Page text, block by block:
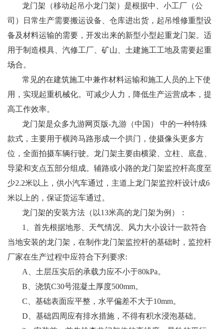
龙门架（移动起吊小龙门架）是根据中、小工厂（公
司）日常生产需要搬运设备、仓库进出货，起吊维修重型设
备及材料运输的需要，开发出来的新型小型起重龙门架。适
用于制造模具、汽修工厂、矿山、土建施工工地及需要起重
场合。
常见的在建筑施工中兼作材料运输和施工人员的上下使
用，实现起重机械化。可减少人力，降低生产运营成本，提
高工作效率。
龙门架是众多九游网页版-九游（中国） 中的一种特殊
款式，主要用于横跨马路形成一个拱门，使摄像头更多方
位，全面拍摄车辆行驶。龙门架主要由横梁、立柱、底盘、
导梁和支点五部分组成。辅路或小路的龙门架监控杆高度至
少2.2米以上，供小汽车通过，主道上龙门架监控杆设计成6
米以上的，保证货运车通过。
龙门架的安装方法（以13米高的龙门架为例）：
1
、首先根据地形、天气情况、风力大小设计一款符合
当地安装的龙门架，在制作龙门架监控杆的基础时，监控杆
厂家在生产过程中应符合下列要求:
A
、土层压实后的承载力应不小于80kPa。
B 、浇筑C30号混凝土厚度500mm。
C 、基础表面应平整，水平偏差不大于10mm。
D 、基础四周应有排水措施，不得有积水浸泡基础。